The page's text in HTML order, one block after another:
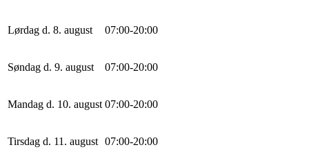
Lørdag d. 8. august 07:00-20:00
Søndag d. 9. august 07:00-20:00
Mandag d. 10. august 07:00-20:00
Tirsdag d. 11. august 07:00-20:00